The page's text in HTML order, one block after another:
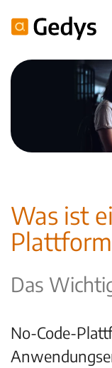
Was ist
Das
No-Code-